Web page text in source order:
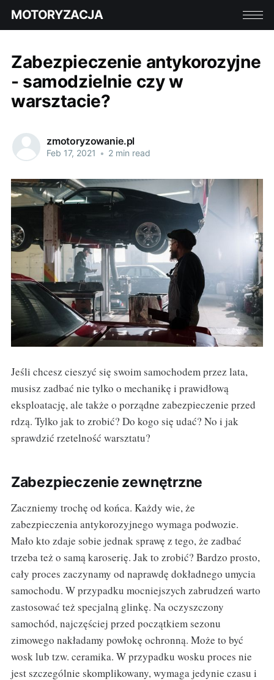
MOTORYZACJA
Zabezpieczenie antykorozyjne
- samodzielnie czy w
warsztacie?
zmotoryzowanie.pl
Feb 17, 2021 • 2 min read
Jeśli chcesz cieszyć się swoim samochodem przez lata,
musisz zadbać nie tylko o mechanikę i prawidłową
eksploatację, ale także o porządne zabezpieczenie przed
rdzą. Tylko jak to zrobić? Do kogo się udać? No i jak
sprawdzić rzetelność warsztatu?
Zabezpieczenie zewnętrzne
Zaczniemy trochę od końca. Każdy wie, że
zabezpieczenia antykorozyjnego wymaga podwozie.
Mało kto zdaje sobie jednak sprawę z tego, że zadbać
trzeba też o samą karoserię. Jak to zrobić? Bardzo prosto,
cały proces zaczynamy od naprawdę dokładnego umycia
samochodu. W przypadku mocniejszych zabrudzeń warto
zastosować też specjalną glinkę. Na oczyszczony
samochód, najczęściej przed początkiem sezonu
zimowego nakładamy powłokę ochronną. Może to być
wosk lub tzw. ceramika. W przypadku wosku proces nie
jest szczególnie skomplikowany, wymaga jedynie czasu i